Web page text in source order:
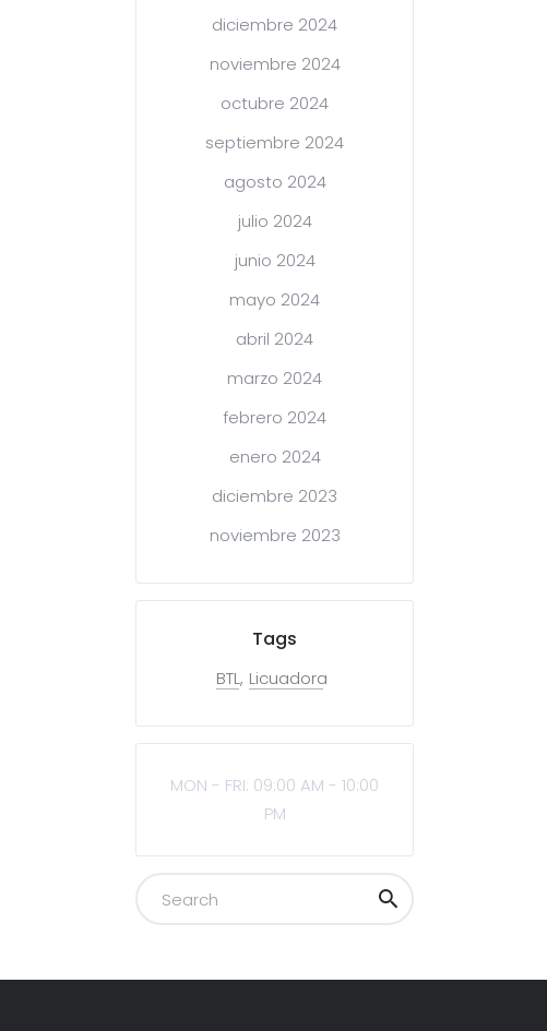
diciembre 2024
noviembre 2024
octubre 2024
septiembre 2024
agosto 2024
julio 2024
junio 2024
mayo 2024
abril 2024
marzo 2024
febrero 2024
enero 2024
diciembre 2023
noviembre 2023
Tags
BTL Licuadora
MON - FRI: 09:00 AM - 10:00
PM